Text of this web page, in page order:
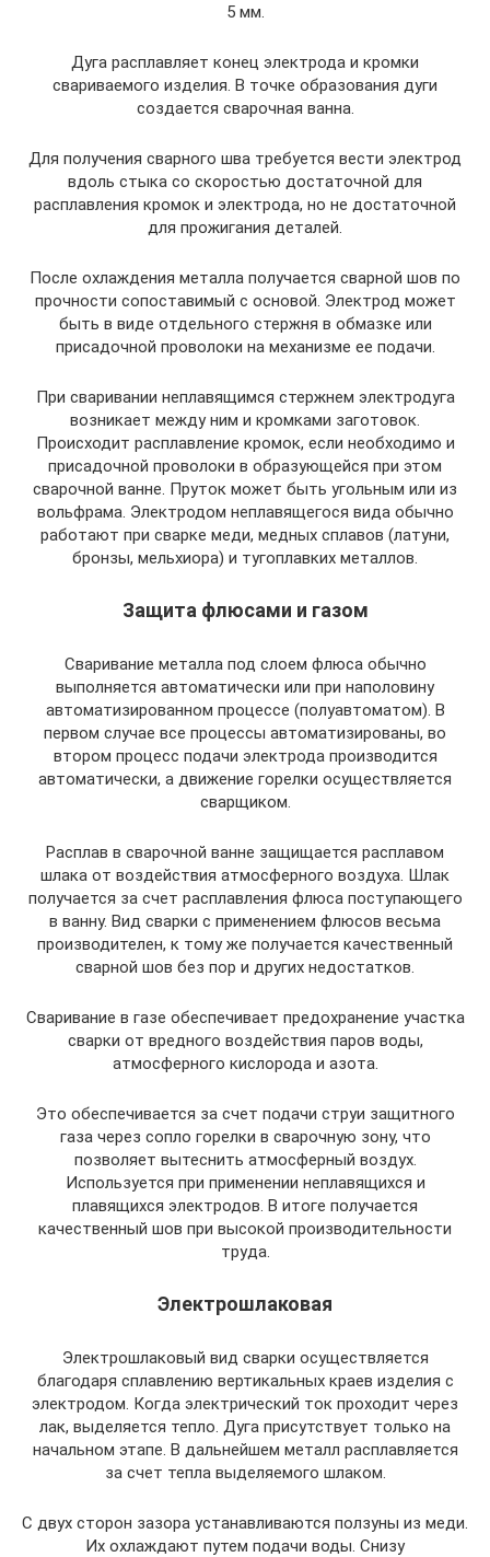
5 мм.
Дуга расплавляет конец электрода и кромки
свариваемого изделия. В точке образования дуги
создается сварочная ванна.
Для получения сварного шва требуется вести электрод
вдоль стыка со скоростью достаточной для
расплавления кромок и электрода, но не достаточной
для прожигания деталей.
После охлаждения металла получается сварной шов по
прочности сопоставимый с основой. Электрод может
быть в виде отдельного стержня в обмазке или
присадочной проволоки на механизме ее подачи.
При сваривании неплавящимся стержнем электродуга
возникает между ним и кромками заготовок.
Происходит расплавление кромок, если необходимо и
присадочной проволоки в образующейся при этом
сварочной ванне. Пруток может быть угольным или из
вольфрама. Электродом неплавящегося вида обычно
работают при сварке меди, медных сплавов (латуни,
бронзы, мельхиора) и тугоплавких металлов.
Защита флюсами и газом
Сваривание металла под слоем флюса обычно
выполняется автоматически или при наполовину
автоматизированном процессе (полуавтоматом). В
первом случае все процессы автоматизированы, во
втором процесс подачи электрода производится
автоматически, а движение горелки осуществляется
сварщиком.
Расплав в сварочной ванне защищается расплавом
шлака от воздействия атмосферного воздуха. Шлак
получается за счет расплавления флюса поступающего
в ванну. Вид сварки с применением флюсов весьма
производителен, к тому же получается качественный
сварной шов без пор и других недостатков.
Сваривание в газе обеспечивает предохранение участка
сварки от вредного воздействия паров воды,
атмосферного кислорода и азота.
Это обеспечивается за счет подачи струи защитного
газа через сопло горелки в сварочную зону, что
позволяет вытеснить атмосферный воздух.
Используется при применении неплавящихся и
плавящихся электродов. В итоге получается
качественный шов при высокой производительности
труда.
Электрошлаковая
Электрошлаковый вид сварки осуществляется
благодаря сплавлению вертикальных краев изделия с
электродом. Когда электрический ток проходит через
лак, выделяется тепло. Дуга присутствует только на
начальном этапе. В дальнейшем металл расплавляется
за счет тепла выделяемого шлаком.
С двух сторон зазора устанавливаются ползуны из меди.
Их охлаждают путем подачи воды. Снизу